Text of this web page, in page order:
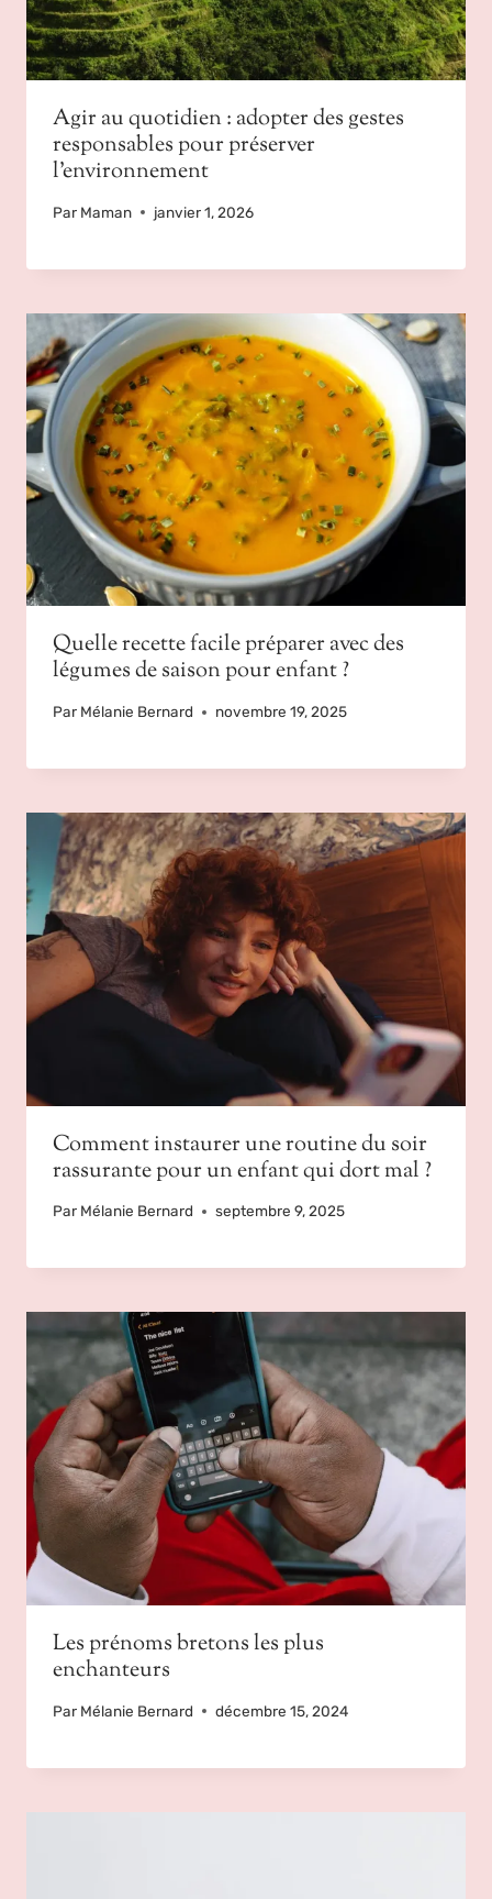
Agir au quotidien : adopter des gestes
responsables pour préserver
l’environnement
Par Maman janvier 1, 2026
Quelle recette facile préparer avec des
légumes de saison pour enfant ?
Par Mélanie Bernard novembre 19, 2025
Comment instaurer une routine du soir
rassurante pour un enfant qui dort mal ?
Par Mélanie Bernard septembre 9, 2025
Les prénoms bretons les plus
enchanteurs
Par Mélanie Bernard décembre 15, 2024